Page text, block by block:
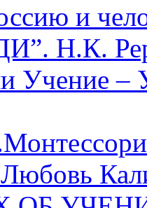
и
Н.К.
Учение –